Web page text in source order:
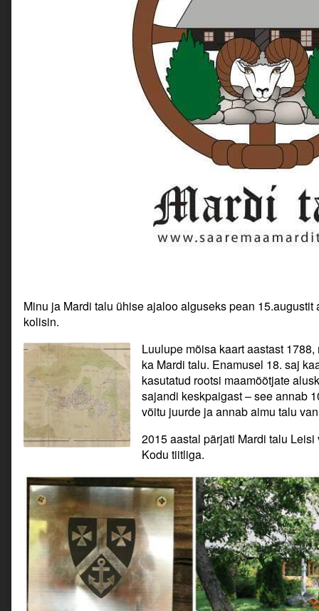
Minu ja Mardi talu ühise ajaloo alguseks pean
kolisin.
Luulupe mõisa kaart aastast
ka Mardi talu. Enamusel 18. saj
kasutatud rootsi maamõõtjate
sajandi keskpaigast – see annab
võitu juurde ja annab aimu talu
2015 aastal pärjati Mardi talu
Kodu tiitliga.